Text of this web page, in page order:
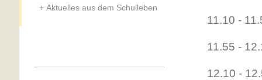
11.10 -
11.55 -
12.10 -
Aktuelles aus dem Schulleben